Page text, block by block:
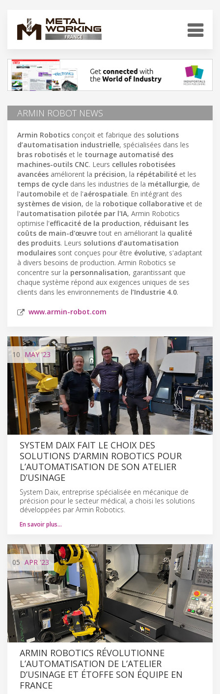
ARMIN ROBOT NEWS
Armin Robotics conçoit et fabrique des solutions
d’automatisation industrielle, spécialisées dans les
bras robotisés et le tournage automatisé des
machines-outils CNC. Leurs cellules robotisées
avancées améliorent la précision, la répétabilité et les
temps de cycle dans les industries de la métallurgie, de
l'automobile et de l'aérospatiale. En intégrant des
systèmes de vision, de la robotique collaborative et de
l'automatisation pilotée par l'IA, Armin Robotics
optimise l'efficacité de la production, réduisant les
coûts de main-d'œuvretout en améliorant la qualité
des produits. Leurs solutions d’automatisation
modulaires sont conçues pour être évolutive, s'adaptant
à divers besoins de production. Armin Robotics se
concentre sur la personnalisation, garantissant que
chaque système répond aux exigences uniques de ses
clients dans les environnements de l’Industrie 4.0.
www.armin-robot.com
10 MAY'23
SYSTEM DAIX FAIT LE CHOIX DES
SOLUTIONS D’ARMIN ROBOTICS POUR
L’AUTOMATISATION DE SON ATELIER
D’USINAGE
System Daix, entreprise spécialisée en mécanique de
précision pour le secteur médical, a choisi les solutions
développées par Armin Robotics.
En savoir plus…
05 APR '23
ARMIN ROBOTICS RÉVOLUTIONNE
L’AUTOMATISATION DE L’ATELIER
D’USINAGE ET ÉTOFFE SON ÉQUIPE EN
FRANCE